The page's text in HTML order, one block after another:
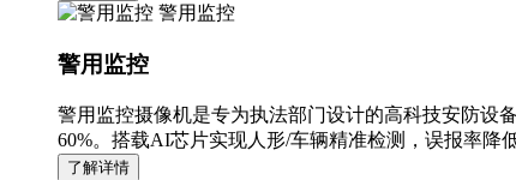
警用监控
警用监控
警用监控摄像机是专为执法部门设计的高科技安防设
60%。搭载AI芯片实现人形/车辆精准检测，误报率降
了解详情